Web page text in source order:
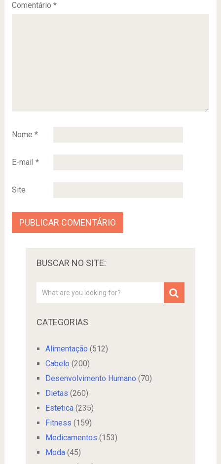
Comentário *
Nome *
E-mail *
Site
BUSCAR NO SITE:
CATEGORIAS
Alimentação (512)
Cabelo (200)
Desenvolvimento Humano (70)
Dietas (260)
Estetica(235)
Fitness (159)
Medicamentos (153)
Moda(45)